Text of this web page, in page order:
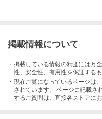
掲載情報について
・掲載している情報の精度には万
性、安全性、有用性を保証する
・現在ご覧になっているページは
されています。 ページに記載さ
するご質問は、直接各ストアに